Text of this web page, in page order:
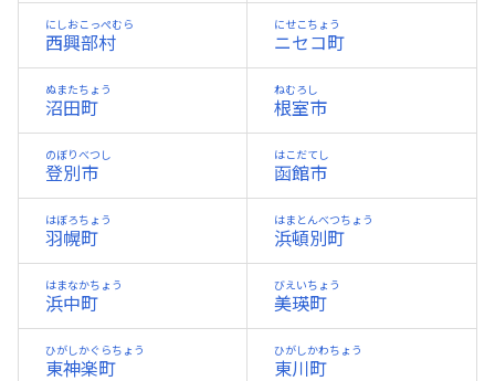
西興部村
にしおこっぺむら
ニセコ町
にせこちょう
沼田町
ぬまたちょう
根室市
ねむろし
登別市
のぼりべつし
函館市
はこだてし
羽幌町
はぼろちょう
浜頓別町
はまとんべつちょう
浜中町
はまなかちょう
美瑛町
びえいちょう
東神楽町
ひがしかぐらちょう
東川町
ひがしかわちょう